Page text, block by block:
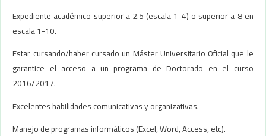
Expediente académico superior a 2.5 (escala 1-4) o superior a 8 en
escala 1-10.
Estar cursando/haber cursado un Máster Universitario Oficial que le
garantice el acceso a un programa de Doctorado en el curso
2016/2017.
Excelentes habilidades comunicativas y organizativas.
Manejo de programas informáticos (Excel, Word, Access, etc).